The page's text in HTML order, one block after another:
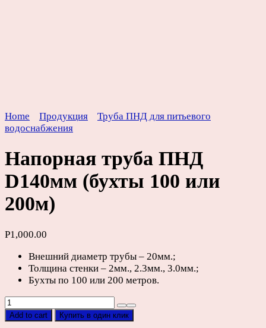
Home Продукция
Труба ПНД для питьевого
водоснабжения
Напорная труба ПНД
D140мм (бухты 100 или
200м)
Р1,000.00
Внешний диаметр трубы – 20мм.;
Толщина стенки – 2мм., 2.3мм., 3.0мм.;
Бухты по 100 или 200 метров.
Напорная
труба
Add to cart Купить в один клик